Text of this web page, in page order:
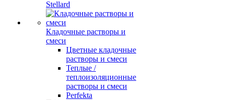
Stellard
Кладочные растворы и
смеси
Цветные кладочные
растворы и смеси
Теплые /
теплоизоляционные
растворы и смеси
Perfekta